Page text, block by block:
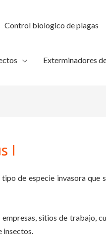
Control biologico de plagas
Exterminadores
I
de especie invasora que
sitios de trabajo,